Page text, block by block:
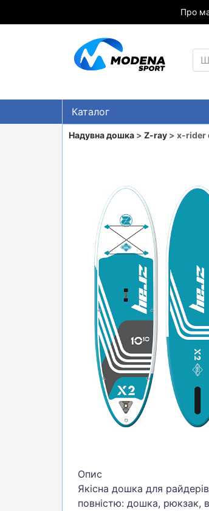
Про
Каталог
Знижки
ВЗУТТЯ
СУМКИ
ШОЛОМИ, ЗАХИСТ,
БІГ, ФІТНЕС, М'ЯЧІ
ВЕЛОСИПЕДИ
САМОКАТИ
ТЕНІС, БАДМІНТОН
ВОДНІ ВИДИ СПОРТУ
ТУРИЗМ
Надувна дошка > Z-ray > x-rider
Опис
Якісна дошка для
повністю: дошка, рюкзак,